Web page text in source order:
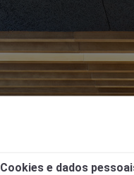
Cookies e dados